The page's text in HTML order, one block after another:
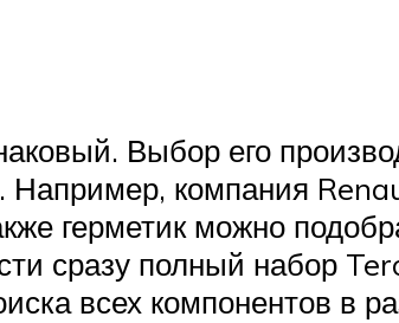
Выбор его
Например, компания
герметик можно
сразу полный набор
всех компонентов в